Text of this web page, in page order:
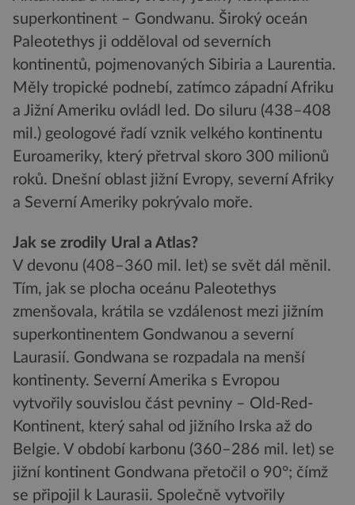
superkontinent – Gondwanu. Široký oceán
Paleotethys ji odděloval od severních
kontinentů, pojmenovaných Sibiria a Laurentia.
Měly tropické podnebí, zatímco západní Afriku
a Jižní Ameriku ovládl led. Do siluru (438–408
mil.) geologové řadí vznik velkého kontinentu
Euroameriky, který přetrval skoro 300 milionů
roků. Dnešní oblast jižní Evropy, severní Afriky
a Severní Ameriky pokrývalo moře.
Jak se zrodily Ural a Atlas?
V devonu (408–360 mil. let) se svět dál měnil.
Tím, jak se plocha oceánu Paleotethys
zmenšovala, krátila se vzdálenost mezi jižním
superkontinentem Gondwanou a severní
Laurasií. Gondwana se rozpadala na menší
kontinenty. Severní Amerika s Evropou
vytvořily souvislou část pevniny – Old-Red-
Kontinent, který sahal od jižního Irska až do
Belgie. V období karbonu (360–286 mil. let) se
jižní kontinent Gondwana přetočil o 90°; čímž
se připojil k Laurasii. Společně vytvořily